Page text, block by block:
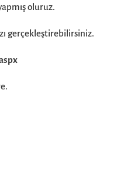
oluruz.
gerçekleştirebilirsiniz.